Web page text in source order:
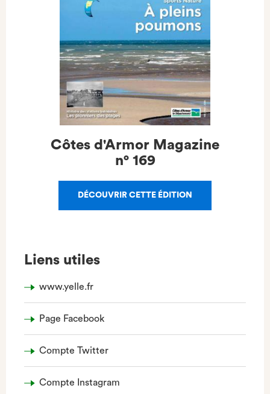
Côtes d'Armor Magazine
n° 169
DÉCOUVRIR CETTE ÉDITION
Liens utiles
www.yelle.fr
Page Facebook
Compte Twitter
Compte Instagram